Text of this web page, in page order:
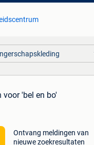
voor 'bel en bo'
Ontvang meldingen van
nieuwe zoekresultaten